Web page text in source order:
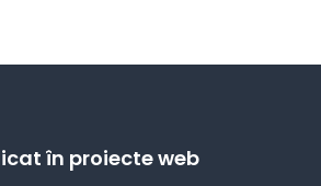
în proiecte web